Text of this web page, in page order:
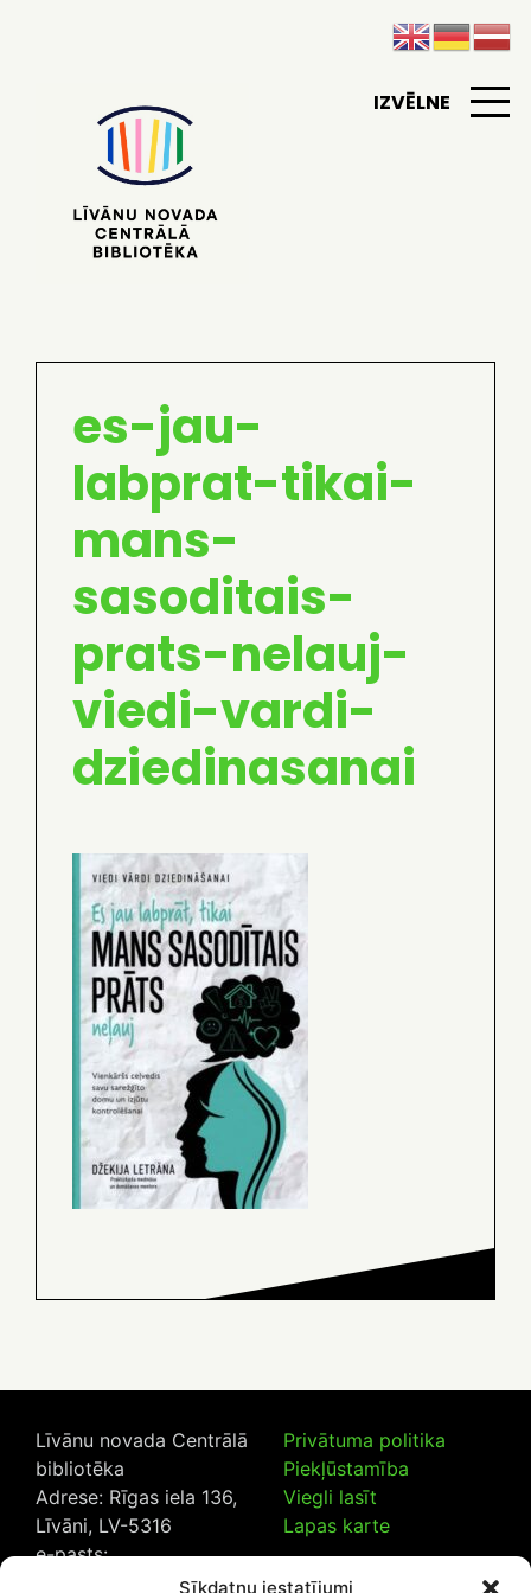
Sīkdatņu iestatījumi
IZVĒLNE
es-jau-
labprat-tikai-
mans-
sasoditais-
prats-nelauj-
viedi-vardi-
dziedinasanai
Līvānu novada Centrālā
bibliotēka
Adrese: Rīgas iela 136,
Līvāni, LV-5316
e-pasts:
Privātuma politika
Piekļūstamība
Viegli lasīt
Lapas karte